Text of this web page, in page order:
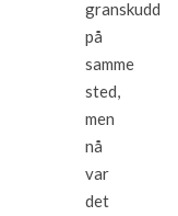
granskudd
på
samme
sted,
men
nå
var
det